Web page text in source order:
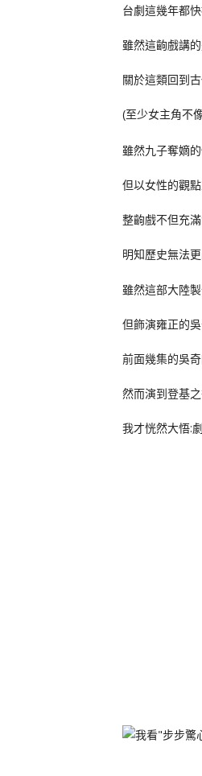
台劇這幾年都
雖然這齣戲講
關於這類回到
(至少女主角不
雖然九子奪嫡
但以女性的觀
整齣戲不但充
明知歷史無法
雖然這部大陸
但飾演雍正的
前面幾集的吳
然而演到登基
我才恍然大悟: